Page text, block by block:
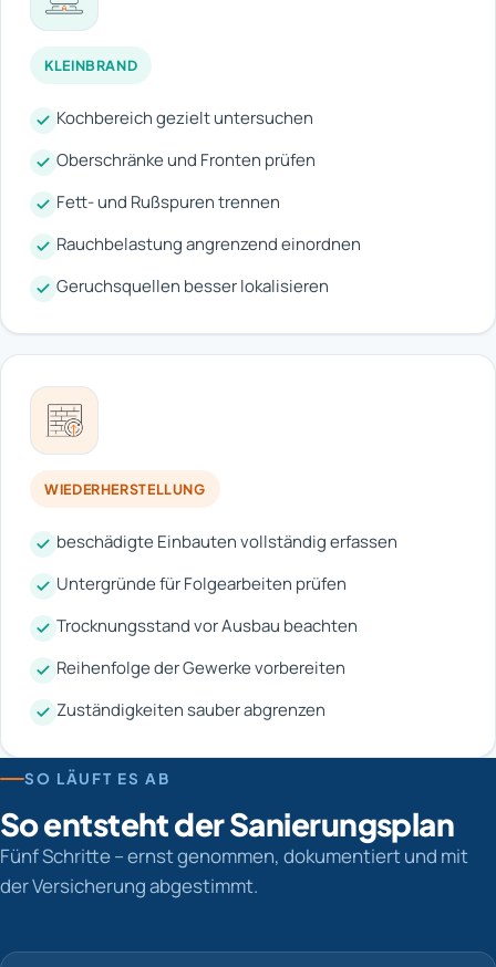
KLEINBRAND
Kochbereich gezielt untersuchen
Oberschränke und Fronten prüfen
Fett- und Rußspuren trennen
Rauchbelastung angrenzend einordnen
Geruchsquellen besser lokalisieren
WIEDERHERSTELLUNG
beschädigte Einbauten vollständig erfassen
Untergründe für Folgearbeiten prüfen
Trocknungsstand vor Ausbau beachten
Reihenfolge der Gewerke vorbereiten
Zuständigkeiten sauber abgrenzen
SO LÄUFT ES AB
So entsteht der Sanierungsplan
Fünf Schritte – ernst genommen, dokumentiert und mit
der Versicherung abgestimmt.